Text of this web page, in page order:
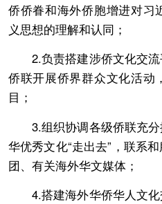
侨侨眷和海外侨胞增进对习
义思想的理解和认同；
2.负责搭建涉侨文化交流
侨联开展侨界群众文化活动
目；
3.组织协调各级侨联充分
华优秀文化“走出去”，联系
团、有关海外华文媒体；
4.搭建海外华侨华人文化